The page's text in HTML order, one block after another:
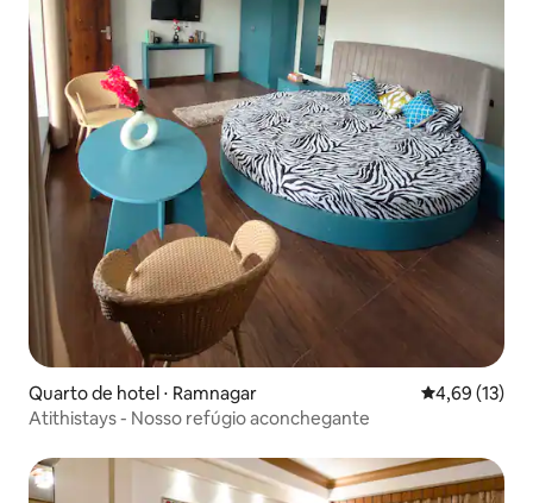
Quarto de hotel ⋅ Ramnagar 4,69 de uma
4,69 (13)
Atithistays - Nosso refúgio aconchegante